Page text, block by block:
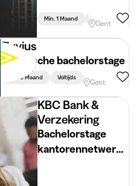
Min. 1 Maand Voltijds
Gent
Fluvius
Technische bachelorstage
Min. 3 Maand Voltijds
Gent
KBC Bank &
Verzekering
Bachelorstage
kantorennetwerk
(Oost-Vlaanderen)